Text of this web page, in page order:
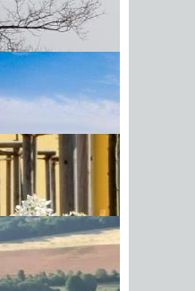
auf
im
Kinder haben,
des
Beratung
besseres
Familie
und Krisen in
und im Falle
Scheidung die
Kinder
Paar- und